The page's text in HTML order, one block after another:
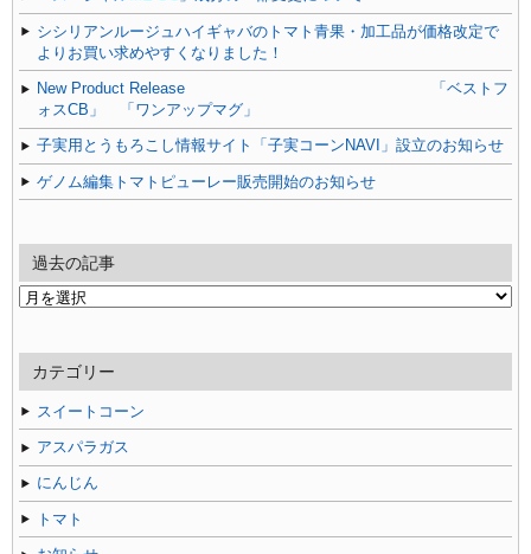
シシリアンルージュハイギャバのトマト青果・加工品が価格改定で
よりお買い求めやすくなりました！
New Product Release 「ベストフ
ォスCB」 「ワンアップマグ」
子実用とうもろこし情報サイト「子実コーンNAVI」設立のお知らせ
ゲノム編集トマトピューレー販売開始のお知らせ
過去の記事
過
記
事
カテゴリー
スイートコーン
アスパラガス
にんじん
トマト